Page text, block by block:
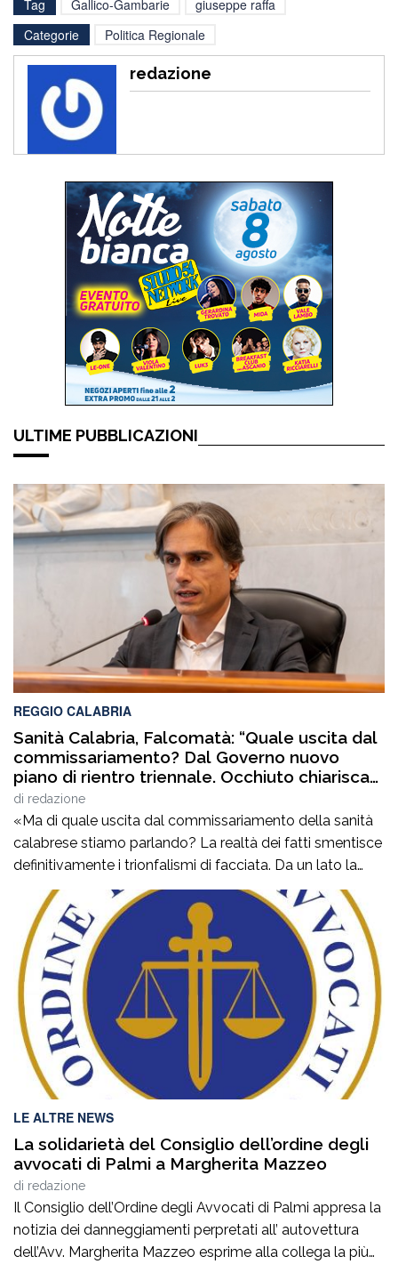
Tag Gallico-Gambarie
giuseppe raffa
Categorie
Politica Regionale
redazione
ULTIME PUBBLICAZIONI
REGGIO CALABRIA
Sanità Calabria, Falcomatà: “Quale uscita dal
commissariamento? Dal Governo nuovo
piano di rientro triennale. Occhiuto chiarisca
le tante ombre sui bilanci del comparto
sanitario”
di redazione
«Ma di quale uscita dal commissariamento della sanità
calabrese stiamo parlando? La realtà dei fatti smentisce
definitivamente i trionfalismi di facciata. Da un lato la
Corte dei Conti esprime un parere di non luogo a
pronuncia, dichiarando di non avere la competenza per
esprimersi. Dall’altro lato, lo stesso ministro Schillaci,
interrogato sul tema, dichiara di […]
LE ALTRE NEWS
La solidarietà del Consiglio dell’ordine degli
avvocati di Palmi a Margherita Mazzeo
di redazione
Il Consiglio dell’Ordine degli Avvocati di Palmi appresa la
notizia dei danneggiamenti perpretati all’ autovettura
dell’Avv. Margherita Mazzeo esprime alla collega la più